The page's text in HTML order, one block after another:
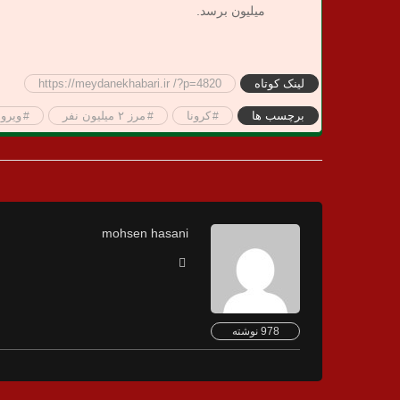
میلیون برسد.
لینک کوتاه https://meydanekhabari.ir /?p=4820
برچسب ها کرونا مرز ۲ میلیون نفر
978 نوشته
mohsen hasani